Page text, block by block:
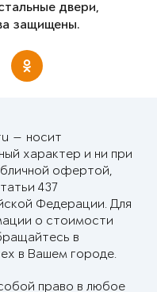
двери,
защищены.
— носит
характер и ни при
офертой,
437
Федерации. Для
о стоимости
в
в Вашем городе.
право в любое